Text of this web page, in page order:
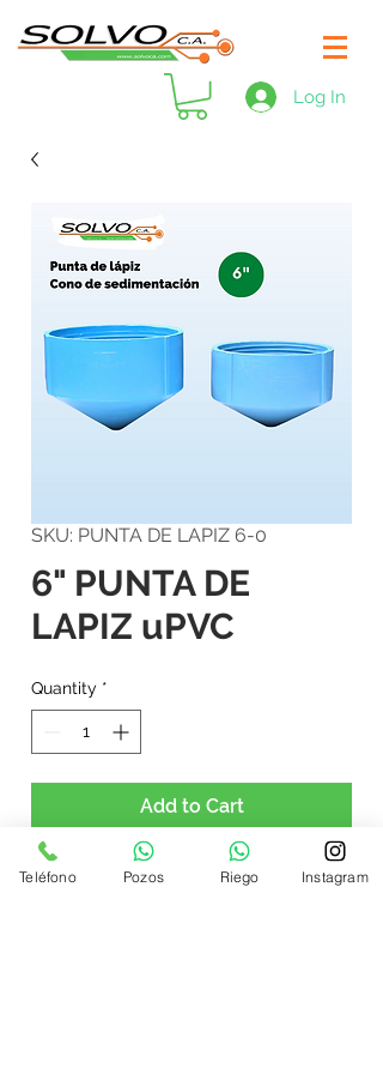
Log In
SKU: PUNTA DE LAPIZ 6-0
6" PUNTA DE
LAPIZ uPVC
Quantity *
Add to Cart
6" PUNTA DE LAPIZ uPVC
Teléfono Pozos Riego Instagram